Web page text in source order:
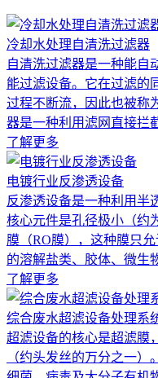
冷却水处理自清洗过滤器
自清洗过滤器是一种能自
能过滤设备。它在过滤的
过程不断流，因此也被称
器是一种利用滤网直接拦
了解更多
电镀行业反渗透设备
反渗透设备是一种利用半
核心元件是孔径极小（约
膜（RO膜），这种膜只
的溶解盐类、胶体、微生
了解更多
综合废水超滤设备处理系
超滤设备的核心是超滤膜
（约头发丝的万分之一）